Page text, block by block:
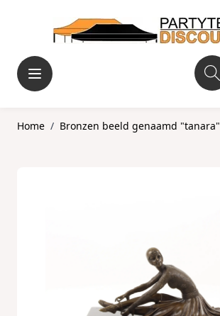
Home / Bronzen beeld genaamd "tanara"